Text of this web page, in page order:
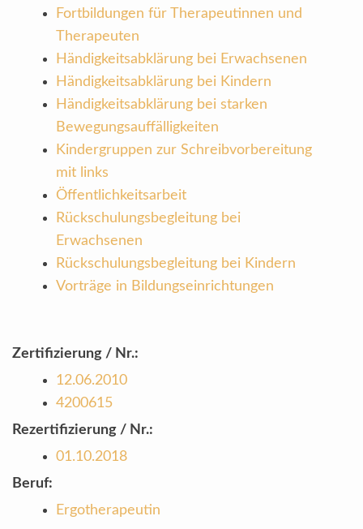
Fortbildungen für Therapeutinnen und
Therapeuten
Händigkeitsabklärung bei Erwachsenen
Händigkeitsabklärung bei Kindern
Händigkeitsabklärung bei starken
Bewegungsauffälligkeiten
Kindergruppen zur Schreibvorbereitung
mit links
Öffentlichkeitsarbeit
Rückschulungsbegleitung bei
Erwachsenen
Rückschulungsbegleitung bei Kindern
Vorträge in Bildungseinrichtungen
Zertifizierung / Nr.:
12.06.2010
4200615
Rezertifizierung / Nr.:
01.10.2018
Beruf:
Ergotherapeutin